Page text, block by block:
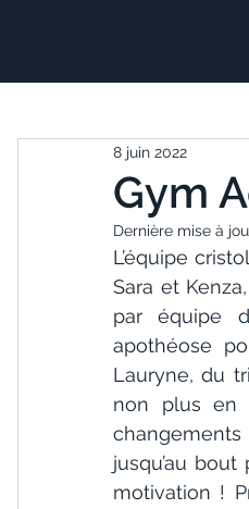
Gym
8 juin 2022
Dernière mise à
L’équipe
Sara et
par équipe
apothéose
Lauryne, du
non plus en
changements
jusqu’au
motivation !